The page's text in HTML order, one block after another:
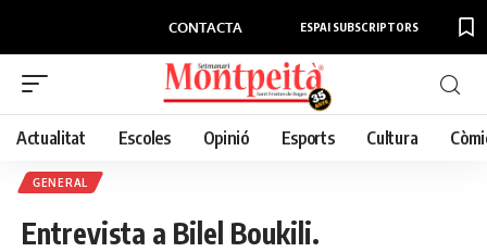
CONTACTA ESPAI SUBSCRIPTORS
Actualitat Escoles Opinió Esports Cultura
GENERAL
Entrevista a Bilel Boukili.